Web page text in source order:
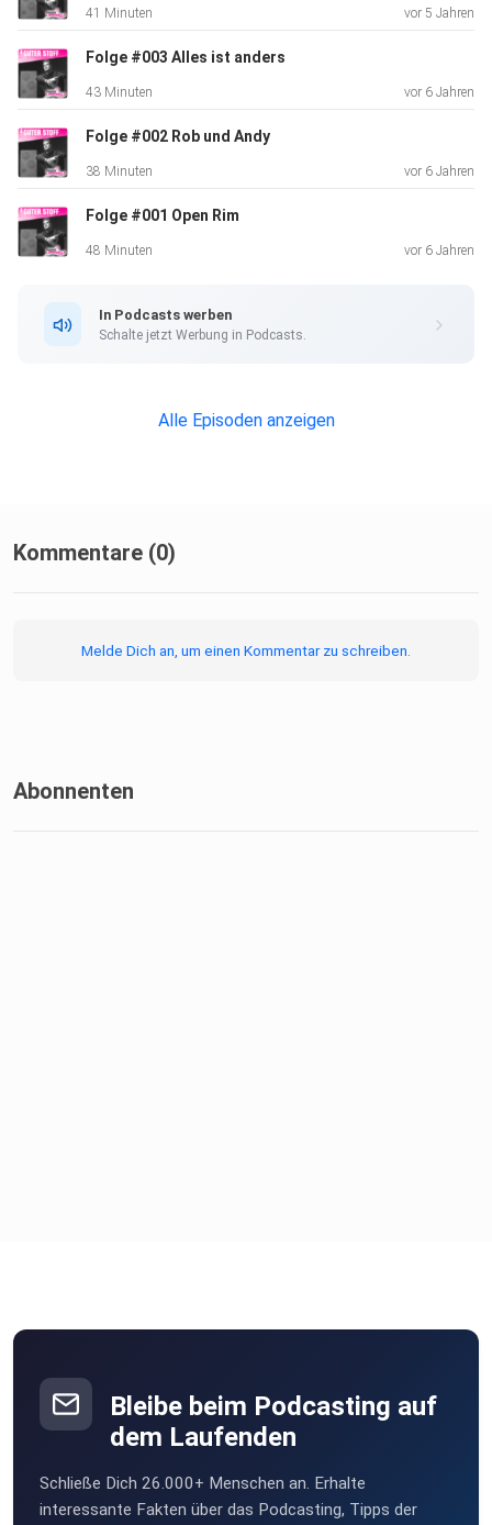
41 Minuten vor 5 Jahren
Folge #003 Alles ist anders
43 Minuten vor 6 Jahren
Folge #002 Rob und Andy
38 Minuten vor 6 Jahren
Folge #001 Open Rim
48 Minuten vor 6 Jahren
In Podcasts werben
Schalte jetzt Werbung in Podcasts.
Alle Episoden anzeigen
Kommentare (0)
Melde Dich an, um einen Kommentar zu schreiben.
Abonnenten
Bleibe beim Podcasting auf
dem Laufenden
Schließe Dich 26.000+ Menschen an. Erhalte
interessante Fakten über das Podcasting, Tipps der